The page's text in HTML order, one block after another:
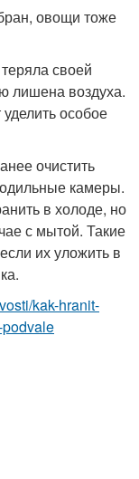
овощи тоже
своей
лишена воздуха.
особое
очистить
камеры.
в холоде, но
с мытой. Такие
их уложить в
kak-hranit-